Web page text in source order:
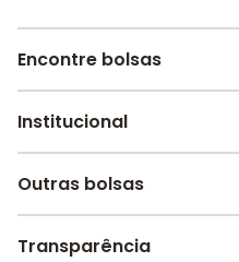
Encontre bolsas
Melhores escolas de São Paulo
Escolas por cidade e bairro
Institucional
Sobre o Melhor Escola
Revista Melhor Escola
Outras bolsas
Faculdades e universidades
Transparência